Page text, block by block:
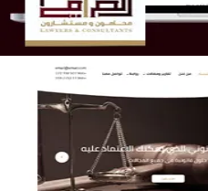
للمحاماة